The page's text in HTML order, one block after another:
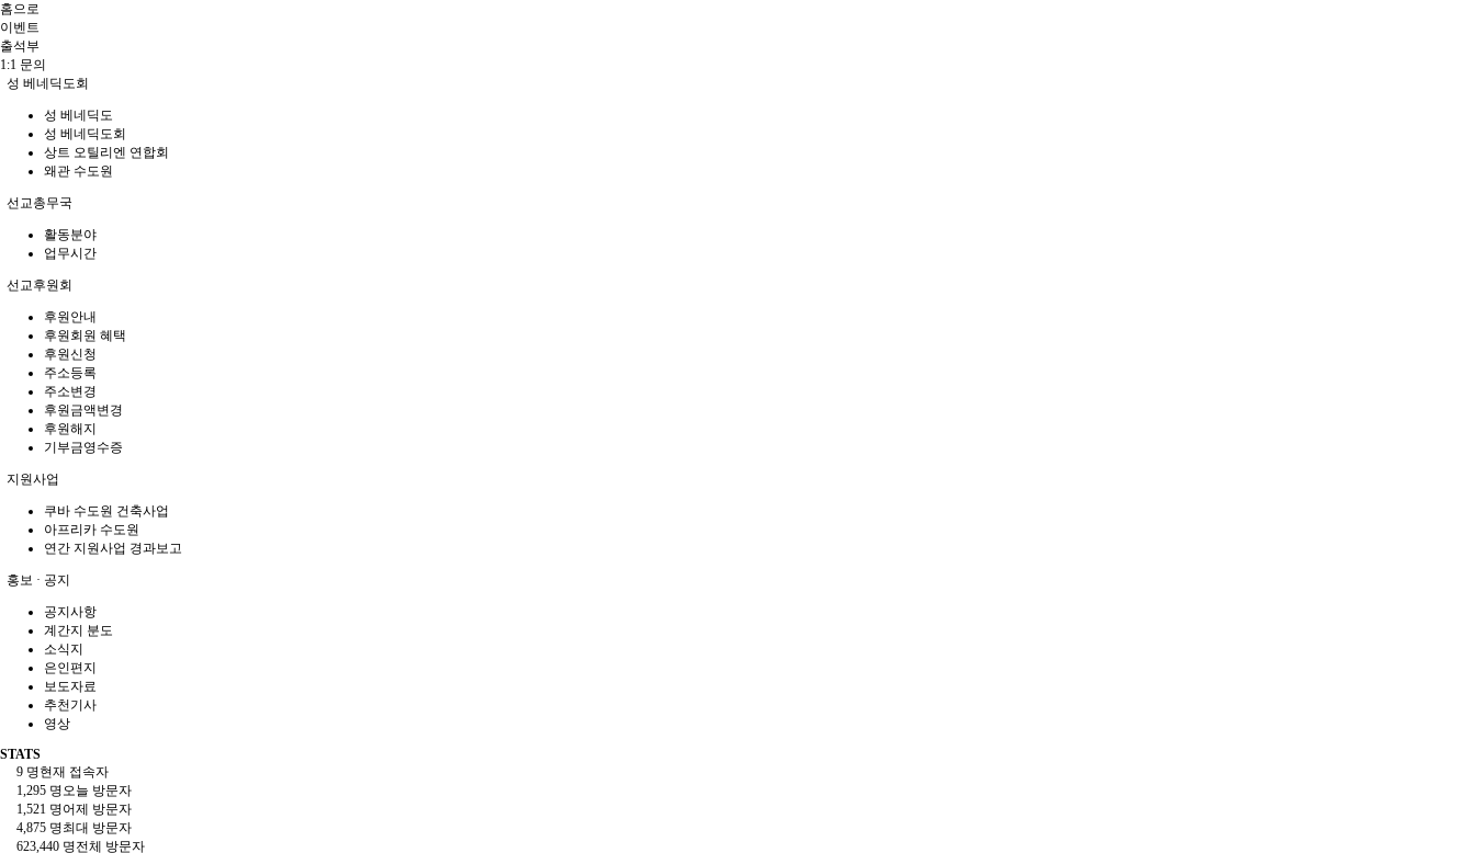
홈으로
이벤트
출석부
1:1 문의
성 베네딕도회
성 베네딕도
성 베네딕도회
상트 오틸리엔 연합회
왜관 수도원
선교총무국
활동분야
업무시간
선교후원회
후원안내
후원회원 혜택
후원신청
주소등록
주소변경
후원금액변경
후원해지
기부금영수증
지원사업
쿠바 수도원 건축사업
아프리카 수도원
연간 지원사업 경과보고
홍보 · 공지
공지사항
계간지 분도
소식지
은인편지
보도자료
추천기사
영상
STATS
9 명현재 접속자
1,295 명오늘 방문자
1,521 명어제 방문자
4,875 명최대 방문자
623,440 명전체 방문자